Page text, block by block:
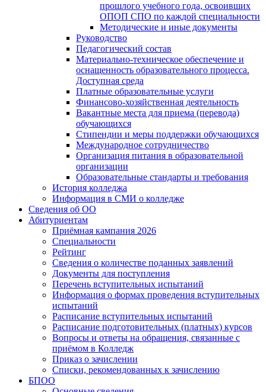
прошлого учебного года, освоивших
ОПОП СПО по каждой специальности
Методические и иные документы
Руководство
Педагогический состав
Материально-техническое обеспечение и
оснащенность образовательного процесса.
Доступная среда
Платные образовательные услуги
Финансово-хозяйственная деятельность
Вакантные места для приема (перевода)
обучающихся
Стипендии и меры поддержки обучающихся
Международное сотрудничество
Организация питания в образовательной
организации
Образовательные стандарты и требования
История колледжа
Информация в СМИ о колледже
Сведения об ОО
Абитуриентам
Приёмная кампания 2026
Специальности
Рейтинг
Сведения о количестве поданных заявлений
Документы для поступления
Перечень вступительных испытаний
Информация о формах проведения вступительных
испытаний
Расписание вступительных испытаний
Расписание подготовительных (платных) курсов
Вопросы и ответы на обращения, связанные с
приёмом в Колледж
Приказ о зачислении
Списки, рекомендованных к зачислению
БПОО